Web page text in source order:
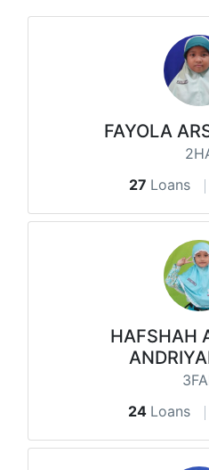
FAYOLA
27 Loans
HAFSHAH
24 Loans